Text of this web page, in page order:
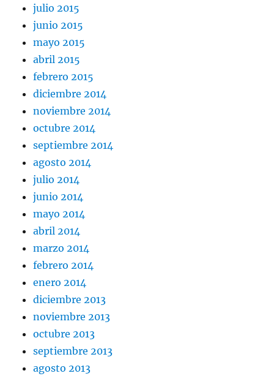
julio 2015
junio 2015
mayo 2015
abril 2015
febrero 2015
diciembre 2014
noviembre 2014
octubre 2014
septiembre 2014
agosto 2014
julio 2014
junio 2014
mayo 2014
abril 2014
marzo 2014
febrero 2014
enero 2014
diciembre 2013
noviembre 2013
octubre 2013
septiembre 2013
agosto 2013